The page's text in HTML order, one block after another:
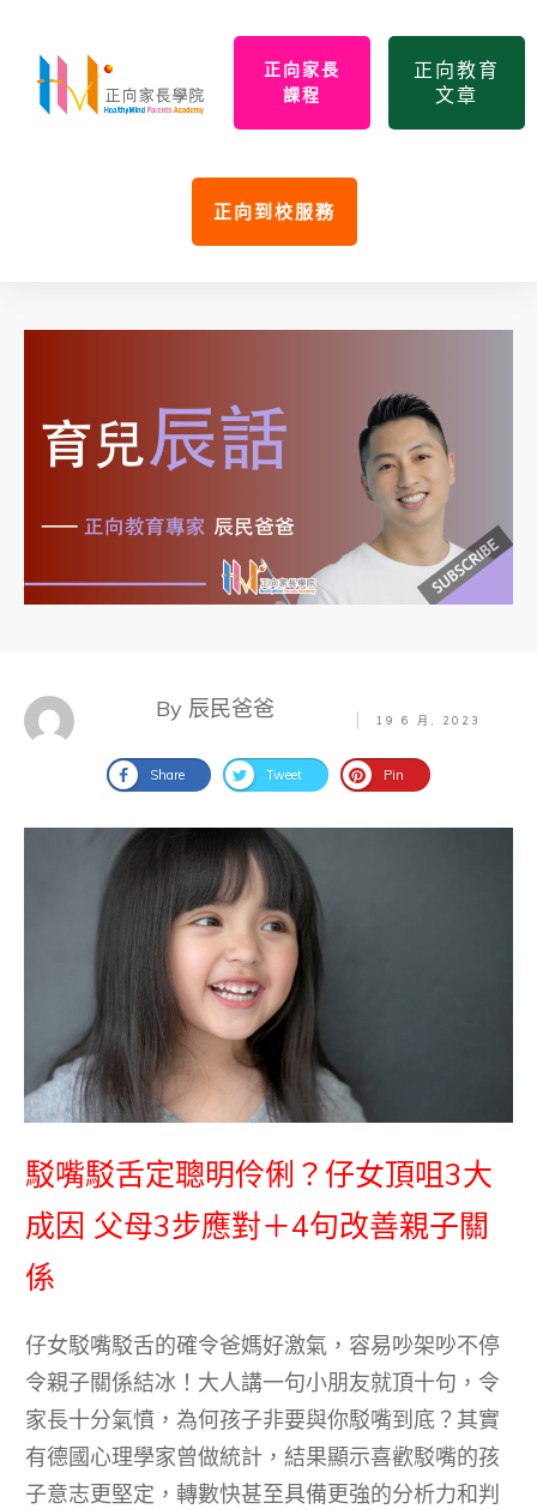
正向家長
課程
正向教育
文章
正向到校服務
By 辰民爸爸 19 6 月, 2023
Share Tweet Pin
駁嘴駁舌定聰明伶俐？仔女頂咀3大
成因 父母3步應對＋4句改善親子關
係
仔女駁嘴駁舌的確令爸媽好激氣，容易吵架吵不停
令親子關係結冰！大人講一句小朋友就頂十句，令
家長十分氣憤，為何孩子非要與你駁嘴到底？其實
有德國心理學家曾做統計，結果顯示喜歡駁嘴的孩
子意志更堅定，轉數快甚至具備更強的分析力和判